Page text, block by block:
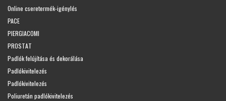
Online cseretermék-igénylés
PACE
PIERGIACOMI
PROSTAT
Padlók felújítása és dekorálása
Padlókivitelezés
Padlókivitelezés
Poliuretán padlókivitelezés